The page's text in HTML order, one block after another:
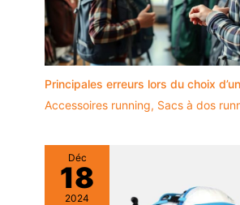
Principales erreurs lors du choix
Accessoires running, Sacs à dos
Déc
18
2024